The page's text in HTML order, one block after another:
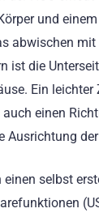
und
abwischen
ist die
Ein
einen
selbst